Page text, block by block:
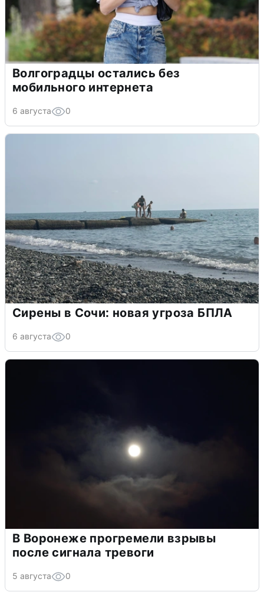
Волгоградцы остались без
мобильного интернета
6 августа 0
Сирены в Сочи: новая угроза БПЛА
6 августа 0
В Воронеже прогремели взрывы
после сигнала тревоги
5 августа 0